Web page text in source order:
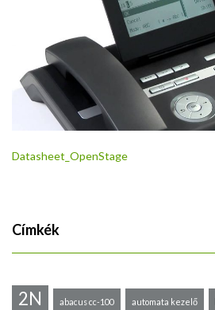
Datasheet_OpenStage
Címkék
2N abacus cc-100 automata kezelő